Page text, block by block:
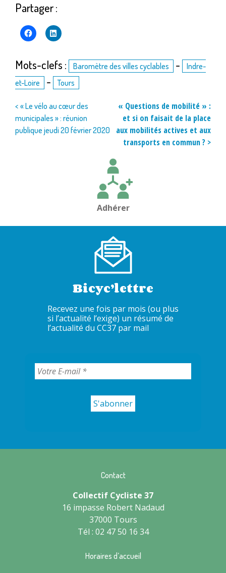
Partager :
Mots-clefs : Baromètre des villes cyclables -
Indre-
et-Loire
- Tours
Navigation
de
< « Le vélo au cœur des
municipales » : réunion
publique jeudi 20 février 2020
« Questions de mobilité » :
et si on faisait de la place
aux mobilités actives et aux
transports en commun ? >
Adhérer
Bicyc’lettre
Recevez une fois par mois (ou plus
si l’actualité l’exige) un résumé de
l’actualité du CC37 par mail
Contact
Collectif Cycliste 37
16 impasse Robert Nadaud
37000 Tours
Tél : 02 47 50 16 34
Horaires d’accueil